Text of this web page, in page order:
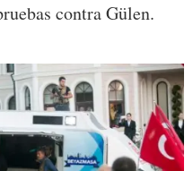
contra Gülen.